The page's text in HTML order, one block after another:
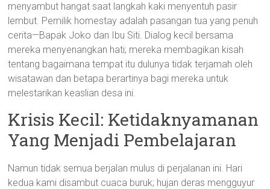
menyambut hangat saat langkah kaki menyentuh pasir
lembut. Pemilik homestay adalah pasangan tua yang penuh
cerita—Bapak Joko dan Ibu Siti. Dialog kecil bersama
mereka menyenangkan hati; mereka membagikan kisah
tentang bagaimana tempat itu dulunya tidak terjamah oleh
wisatawan dan betapa berartinya bagi mereka untuk
melestarikan keaslian desa ini.
Krisis Kecil: Ketidaknyamanan
Yang Menjadi Pembelajaran
Namun tidak semua berjalan mulus di perjalanan ini. Hari
kedua kami disambut cuaca buruk; hujan deras mengguyur